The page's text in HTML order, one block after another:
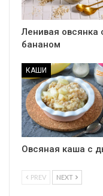
Ленивая овсянка
бананом
КАШИ
Овсяная каша с
PREV NEXT